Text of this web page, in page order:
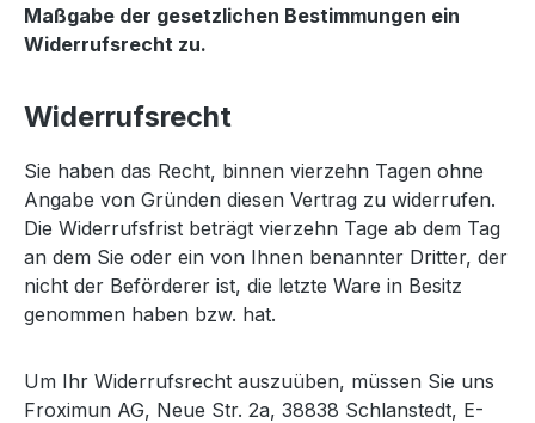
Maßgabe der gesetzlichen Bestimmungen ein
Widerrufsrecht zu.
Widerrufsrecht
Sie haben das Recht, binnen vierzehn Tagen ohne
Angabe von Gründen diesen Vertrag zu widerrufen.
Die Widerrufsfrist beträgt vierzehn Tage ab dem Tag
an dem Sie oder ein von Ihnen benannter Dritter, der
nicht der Beförderer ist, die letzte Ware in Besitz
genommen haben bzw. hat.
Um Ihr Widerrufsrecht auszuüben, müssen Sie uns
Froximun AG, Neue Str. 2a, 38838 Schlanstedt, E-